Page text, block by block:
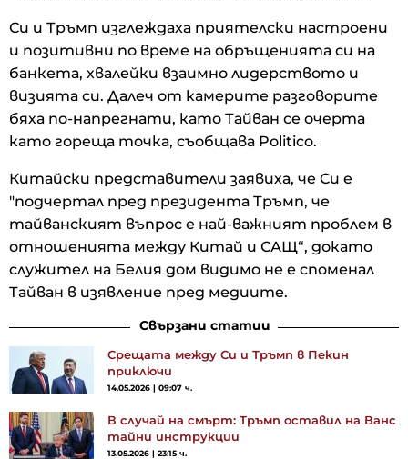
Си и Тръмп изглеждаха приятелски настроени
и позитивни по време на обръщенията си на
банкета, хвалейки взаимно лидерството и
визията си. Далеч от камерите разговорите
бяха по-напрегнати, като Тайван се очерта
като гореща точка, съобщава Politico.
Китайски представители заявиха, че Си е
"подчертал пред президента Тръмп, че
тайванският въпрос е най-важният проблем в
отношенията между Китай и САЩ“, докато
служител на Белия дом видимо не е споменал
Тайван в изявление пред медиите.
Свързани статии
Срещата между Си и Тръмп в Пекин
приключи
14.05.2026 | 09:07 ч.
В случай на смърт: Тръмп оставил на Ванс
тайни инструкции
13.05.2026 | 23:15 ч.